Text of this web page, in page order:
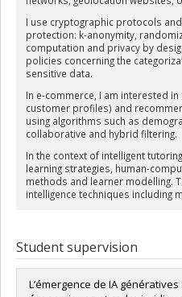
I use cryptographic protocols
protection: k-anonymity,
computation and privacy by
policies concerning the
sensitive data.
In e-commerce, I am interested
customer profiles) and
using algorithms such as
collaborative and hybrid filtering.
In the context of intelligent
learning strategies, human-
methods and learner modelling.
intelligence techniques including
Student supervision
L’émergence de IA